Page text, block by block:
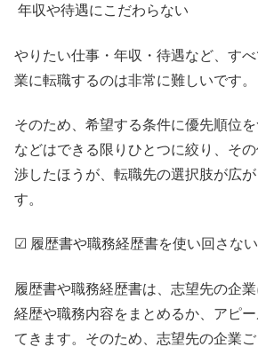
年収や待遇にこだわらない
やりたい仕事・年収・待遇など、す
業に転職するのは非常に難しいです。
そのため、希望する条件に優先順位
などはできる限りひとつに絞り、そ
渉したほうが、転職先の選択肢が広
す。
☑ 履歴書や職務経歴書を使い回さない
履歴書や職務経歴書は、志望先の企
経歴や職務内容をまとめるか、アピ
てきます。そのため、志望先の企業